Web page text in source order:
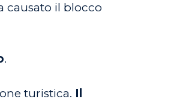
causato il blocco
.
turistica. Il